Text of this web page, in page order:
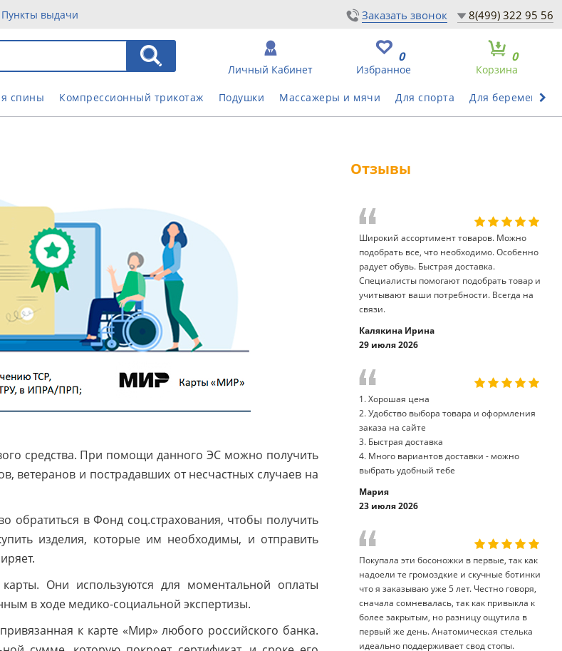
Пункты выдачи Заказать звонок 8(499) 322 95 56
Корзина
0
Избранное
0
Личный Кабинет
спины Компрессионный трикотаж Подушки Массажеры и мячи Для спорта Для беременных
средства. При помощи данного ЭС можно получить
ветеранов и пострадавших от несчастных случаев на
в Фонд соц.страхования, чтобы получить
изделия, которые им необходимы, и отправить
Они используются для моментальной оплаты
в ходе медико-социальной экспертизы.
к карте «Мир» любого российского банка.
Отзывы
Широкий ассортимент товаров. Можно
подобрать все, что необходимо. Особенно
радует обувь. Быстрая доставка.
Специалисты помогают подобрать товар и
учитывают ваши потребности. Всегда на
связи.
Калякина Ирина
29 июля 2026
1. Хорошая цена
2. Удобство выбора товара и оформления
заказа на сайте
3. Быстрая доставка
4. Много вариантов доставки - можно
выбрать удобный тебе
Мария
23 июля 2026
Покупала эти босоножки в первые, так как
надоели те громоздкие и скучные ботинки
что я заказываю уже 5 лет. Честно говоря,
сначала сомневалась, так как привыкла к
более закрытым, но разницу ощутила в
первый же день. Анатомическая стелька
идеально поддерживает свод стопы.